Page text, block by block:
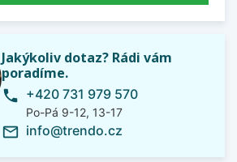
Jakýkoliv dotaz? Rádi vám
poradíme.
phone +420 731 979 570
Po-Pá 9-12, 13-17
mail_outline info@trendo.cz